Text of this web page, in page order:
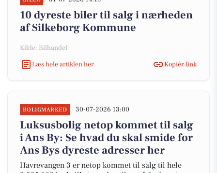
10 dyreste biler til salg i nærheden
af Silkeborg Kommune
Kilde: Bilhandel
Læs hele artiklen her
Kopiér link
BOLIGMARKED 30-07-2026 13:00
Luksusbolig netop kommet til salg
i Ans By: Se hvad du skal smide for
Ans Bys dyreste adresser her
Havrevangen 3 er netop kommet til salg til hele